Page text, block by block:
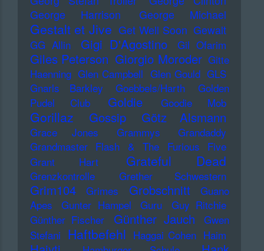
George Harrison
George Michael
Gestalt et Jive Get Well Soon Gewalt
GG Allin
Gigi D'Agostino Gil Ofarim
Giles Peterson Giorgio Moroder Gitte
Haenning Glen Campbell Glen Gould GLS
Gnarls Barkley
Goebbels/Harth
Golden
Pudel Club
Goldie Goodie Mob
Gorillaz Gossip Götz Alsmann
Grace Jones Grammys
Grandaddy
Grandmaster Flash & The Furious Five
Grant Hart
Grateful Dead
Grenzkontrolle Grether Schwestern
Grim104 Grimes Grobschnitt
Guano
Apes
Gunter Hampel Guru
Guy Ritchie
Günther Fischer
Günther Jauch
Gwen
Stefani Haftbefehl Haggai Cohen Haim